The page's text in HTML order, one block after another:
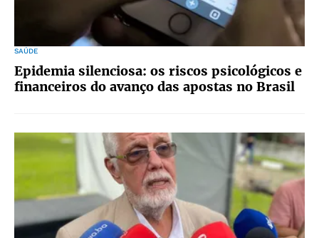
SAÚDE
Epidemia silenciosa: os riscos psicológicos e
financeiros do avanço das apostas no Brasil